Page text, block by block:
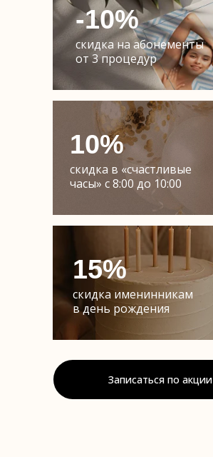
-10%
скидка на абонементы
от 3 процедур
15%
скидка именинникам
в день рождения
10%
скидка в «счастливые
часы» с 8:00 до 10:00
Записаться по акции